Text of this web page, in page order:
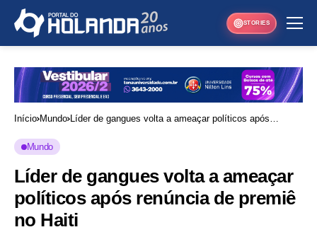
STORIES
Início Mundo Líder de gangues volta a ameaçar políticos após
Mundo
Líder de gangues volta a ameaçar
políticos após renúncia de premiê
no Haiti